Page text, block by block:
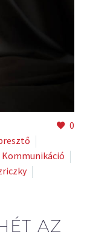
0
Kommunikáció
AZ